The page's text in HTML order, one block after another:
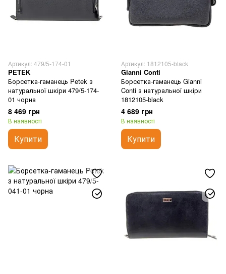
Артикул: 479/5-174-01
PETEK
Борсетка-гаманець Petek з
натуральної шкіри 479/5-174-
01 чорна
8 469 грн
В наявності
Купити
Артикул: 1812105-black
Gianni Conti
Борсетка-гаманець Gianni
Conti з натуральної шкіри
1812105-black
4 689 грн
В наявності
Купити